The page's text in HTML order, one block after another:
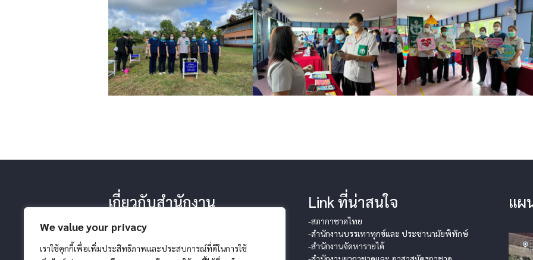
We value your privacy
เราใช้คุกกี้เพื่อเพิ่มประสิทธิภาพและประสบการณ์ที่ดีในการใช้
เกี่ยวกับสำนักงาน
-โครงสร้างสำนักงาน
-วิสัยทัศน์ พันธกิจ
Link ที่น่าสนใจ
-สภากาชาดไทย
-สำนักงานบรรเทาทุกข์และ ประชานามัยพิทักษ์
-สำนักงานจัดหารายได้
แผ